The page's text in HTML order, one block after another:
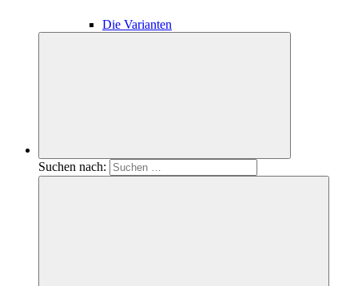
Die Varianten
Suchen nach: